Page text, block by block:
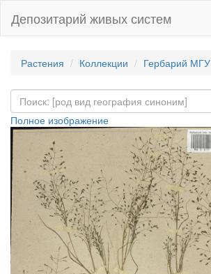
Депозитарий живых систем
Растения Коллекции Гербарий МГУ
Полное изображение